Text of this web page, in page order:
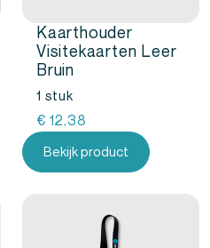
Kaarthouder
Visitekaarten Leer
Bruin
1 stuk
€ 12,38
Bekijk product